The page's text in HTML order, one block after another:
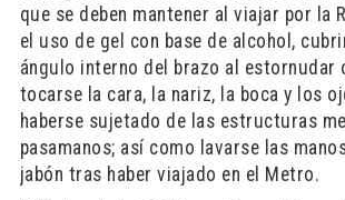
que se deben mantener al viajar por la
el uso de gel con base de alcohol,
ángulo interno del brazo al estornudar
tocarse la cara, la nariz, la boca y los
haberse sujetado de las estructuras
pasamanos; así como lavarse las
jabón tras haber viajado en el Metro.